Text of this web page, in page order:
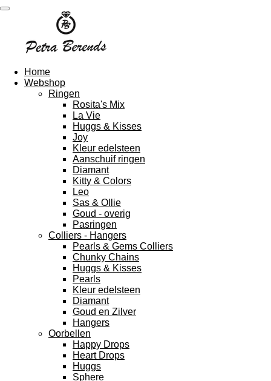
Ga
hoofdinhoud
Home
Webshop
Ringen
Rosita's Mix
La Vie
Huggs & Kisses
Joy
Kleur edelsteen
Aanschuif ringen
Diamant
Kitty & Colors
Leo
Sas & Ollie
Goud - overig
Pasringen
Colliers - Hangers
Pearls & Gems Colliers
Chunky Chains
Huggs & Kisses
Pearls
Kleur edelsteen
Diamant
Goud en Zilver
Hangers
Oorbellen
Happy Drops
Heart Drops
Huggs
Sphere